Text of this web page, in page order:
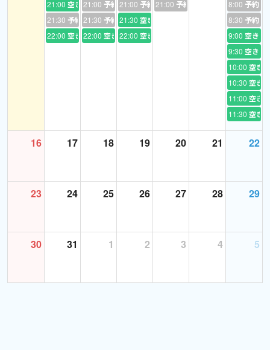
予約が取りにくい場合やお仕事の都合で、通常枠でレッスンが難
しい方はお気軽にご相談ください。
また、毎週固定した時間に予約をご希望される方、「ここの時間
を私のために取っておいてほしい」等のご希望があるかたは、ス
ケジュールを開ける際に特定の生徒様を指定することが出来ます
のでお知らせください。予約数の制限で即座に予約をいれられな
レッスンの予約・キャンセルは早めにしていただけると大変助か
ります。
ご予約の際にレッスンへのご希望をお知らせください。
例えば「ビジネス英語を学びたい、発音を学びたい、海外赴任を
ただけると助かります。
初回のレッスンにてカウンセリングを行いながら使用する教科書
21:00 空き
21:30 予約あり
22:00 空き
21:00 予約あり
21:30 予約あり
22:00 空き
21:00 予約あり
21:30 空き
22:00 空き
21:00 予約あり 8:00 予約あ
8:30 予約あ
9:00 空き
9:30 空き
10:00 空き
10:30 空き
11:00 空き
11:30 空き
16 17 18 19 20 21 22
23 24 25 26 27 28 29
30 31 1 2 3 4 5